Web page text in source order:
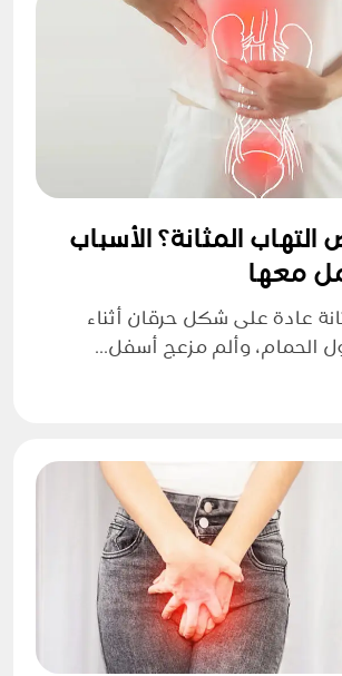
المثانة؟ الأسباب
معها
عادة على شكل حرقان أثناء
الحمام، وألم مزعج أسفل...